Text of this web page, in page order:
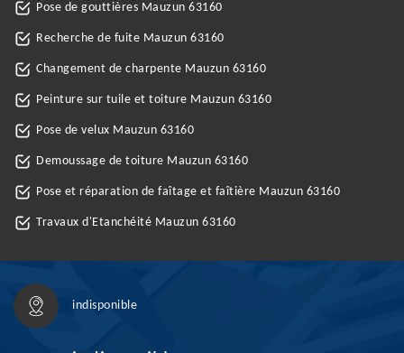
Pose de gouttières Mauzun 63160
Recherche de fuite Mauzun 63160
Changement de charpente Mauzun 63160
Peinture sur tuile et toiture Mauzun 63160
Pose de velux Mauzun 63160
Demoussage de toiture Mauzun 63160
Pose et réparation de faîtage et faîtière Mauzun 63160
Travaux d'Etanchéité Mauzun 63160
indisponible